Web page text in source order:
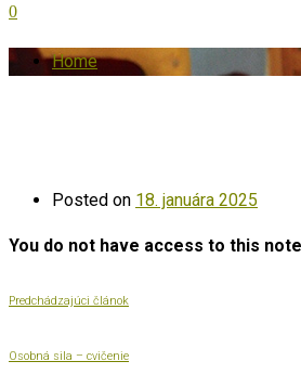
0
Home
Posted on 18. januára 2025
You do not have access to this
Predchádzajúci článok
Osobná sila – cvičenie